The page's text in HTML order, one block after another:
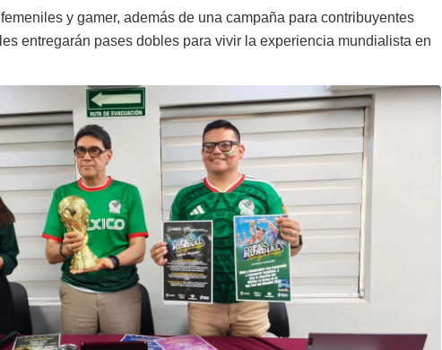
y gamer, además de una campaña para contribuyentes
entregarán pases dobles para vivir la experiencia mundialista en